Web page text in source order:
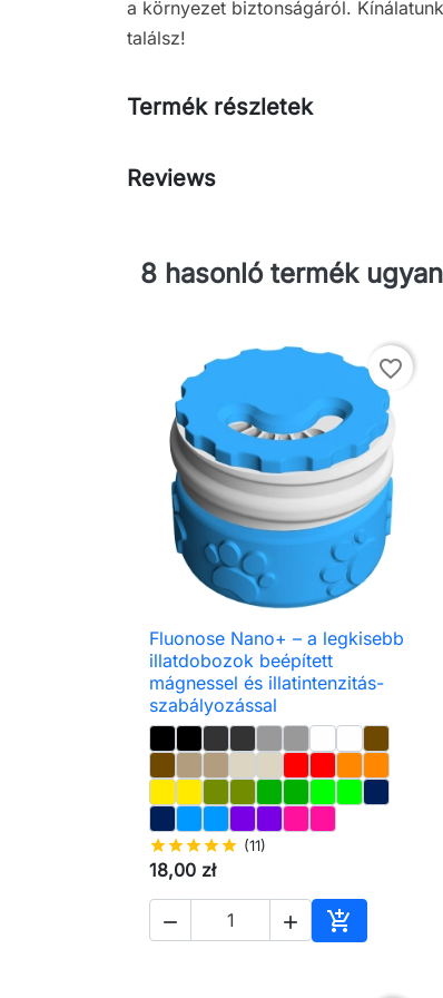
a környezet biztonságáról.
találsz!
Termék részletek
Reviews
8 hasonló termék
favorite_border
 Előnézet
Fluonose Nano+ – a legkisebb
illatdobozok beépített
mágnessel és illatintenzitás-
szabályozással
starstarstarstarstar (11)
18,00 zł
  
Kosárba